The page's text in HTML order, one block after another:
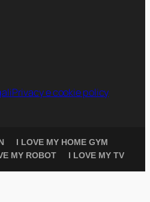
Privacy e cookie policy
I LOVE MY HOME GYM
MY ROBOT I LOVE MY TV